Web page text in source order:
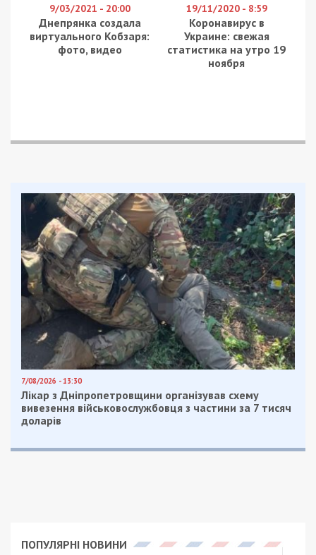
Протези лише на папері
За даними слідства, організатором незаконного
механізму виявився виконувач обов’язків
керівника Закарпатського обласного відділення
виготовленням протезів.
оформлювала попередні замовлення на
протезування, координувала роботу техніків-
протезистів і фіксувала видачу готових виробів.
Проте, як з’ясували оперативники, ці
повноваження вона використовувала для
фальсифікації звітності.
Зловмисники вносили до офіційних документів
неправдиві відомості про те, що пацієнти нібито
успішно пройшли реабілітацію та отримали
необхідні засоби. Насправді ж люди залишалися
без допомоги, тоді як на рахунки приватного
підприємства з бюджету безпідставно
надходили гроші.
Обшуки та вилучені мільйони
Наразі слідством чітко встановлено
надавалися.